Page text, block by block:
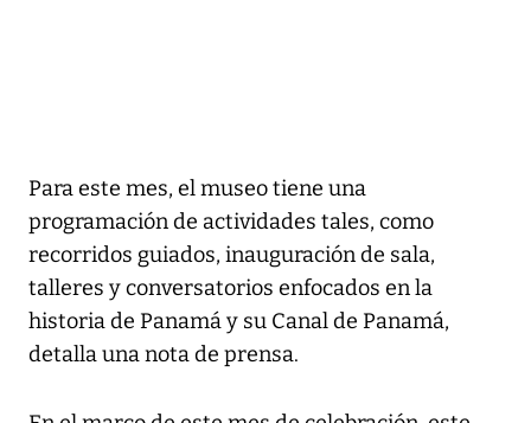
Para este mes, el museo tiene una
programación de actividades tales, como
recorridos guiados, inauguración de sala,
talleres y conversatorios enfocados en la
historia de Panamá y su Canal de Panamá,
detalla una nota de prensa.